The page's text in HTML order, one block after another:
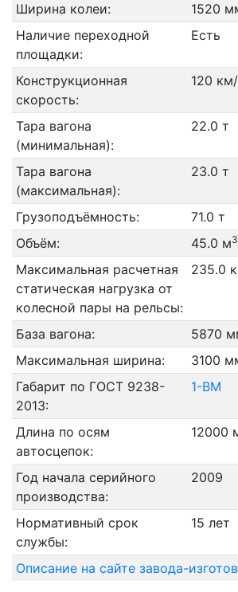
Ширина колеи:
1520
Наличие переходной
площадки:
Есть
Конструкционная
скорость:
120
Тара вагона
(минимальная):
22.0 т
Тара вагона
(максимальная):
23.0 т
Грузоподъёмность:
71.0 т
Объём:
45.0 м3
Максимальная расчетная
статическая нагрузка от
колесной пары на рельсы:
235.0
База вагона:
5870
Максимальная ширина:
3100
Габарит по ГОСТ 9238-
2013:
1-ВМ
Длина по осям
автосцепок:
12000
Год начала серийного
производства:
2009
Нормативный срок
службы:
15 лет
Описание на сайте завода-